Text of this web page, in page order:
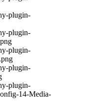
plugin-
plugin-
plugin-
plugin-
plugin-
14-Media-